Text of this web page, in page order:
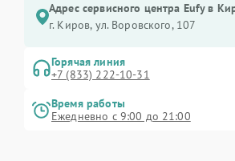
Адрес сервисного центра Eufy в
г. Киров, ул. Воровского, 107
Горячая линия
+7 (833) 222-10-31
Время работы
Ежедневно с 9:00 до 21:00